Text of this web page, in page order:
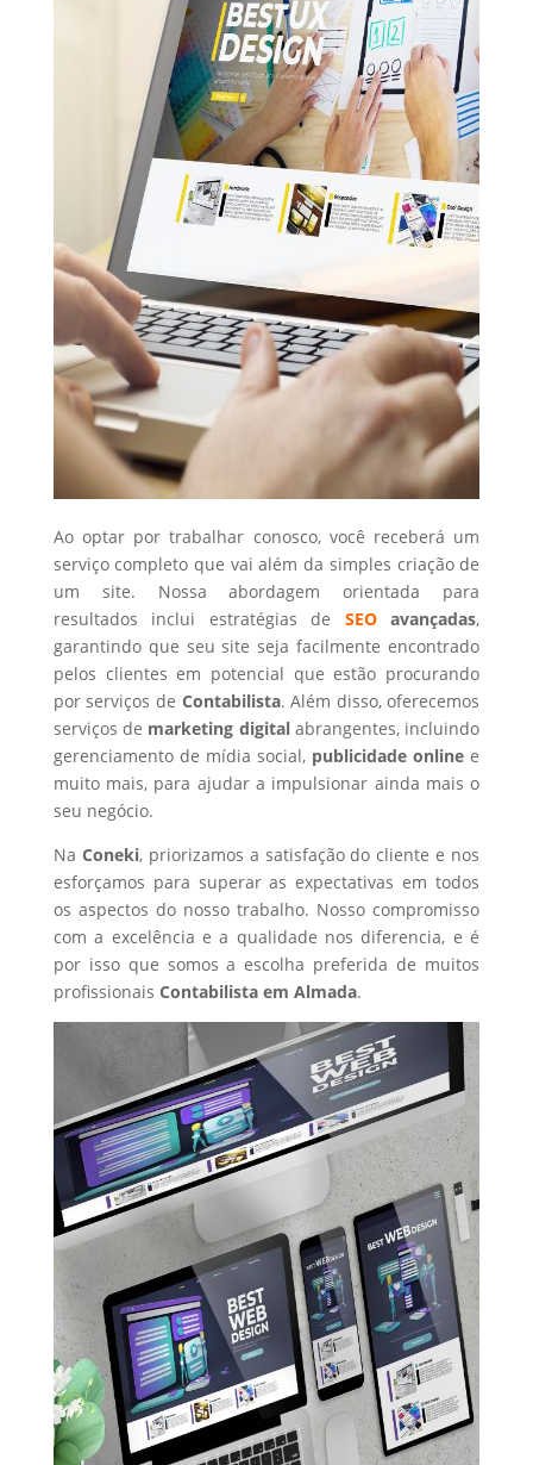
Ao optar por trabalhar conosco, você receberá um
serviço completo que vai além da simples criação de
um site. Nossa abordagem orientada para
resultados inclui estratégias de SEOavançadas,
garantindo que seu site seja facilmente encontrado
pelos clientes em potencial que estão procurando
por serviços de Contabilista. Além disso, oferecemos
serviços de marketing digital abrangentes, incluindo
gerenciamento de mídia social, publicidade online e
muito mais, para ajudar a impulsionar ainda mais o
seu negócio.
Na Coneki, priorizamos a satisfação do cliente e nos
esforçamos para superar as expectativas em todos
os aspectos do nosso trabalho. Nosso compromisso
com a excelência e a qualidade nos diferencia, e é
por isso que somos a escolha preferida de muitos
profissionais Contabilistaem Almada.